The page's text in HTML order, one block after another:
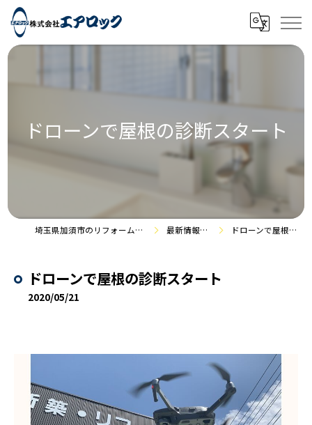
ドローンで屋根の診断スタート
埼玉県加須市のリフォームなら株式会社エアロック 最新情報・施工事例 ドローンで屋根の診断スタート
ドローンで屋根の診断スタート
2020/05/21